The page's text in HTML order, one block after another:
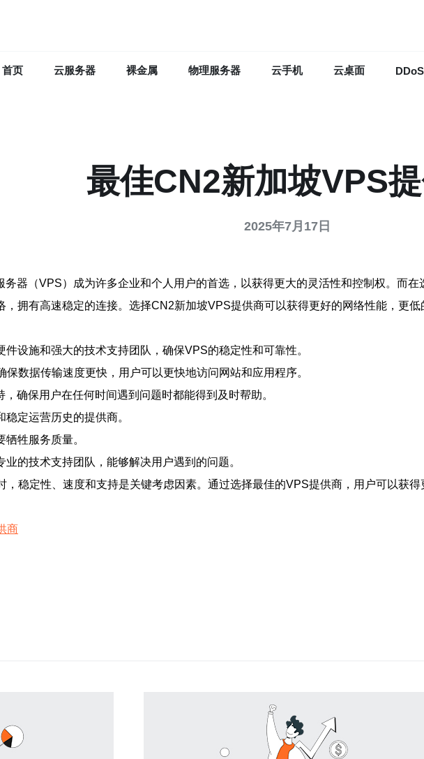
首页 云服务器 裸金属 物理服务器 云手机 云桌面 DDoS
最佳CN2新加坡VPS
2025年7月17日
器（VPS）成为许多企业和个人用户的首选，以获得更大的灵活性和控制权。而
，拥有高速稳定的连接。选择CN2新加坡VPS提供商可以获得更好的网络性能，更
设施和强大的技术支持团队，确保VPS的稳定性和可靠性。
数据传输速度更快，用户可以更快地访问网站和应用程序。
确保用户在任何时间遇到问题时都能得到及时帮助。
定运营历史的提供商。
牲服务质量。
的技术支持团队，能够解决用户遇到的问题。
稳定性、速度和支持是关键考虑因素。通过选择最佳的VPS提供商，用户可以获得
商